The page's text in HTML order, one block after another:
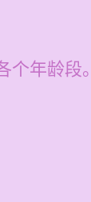
年龄段。